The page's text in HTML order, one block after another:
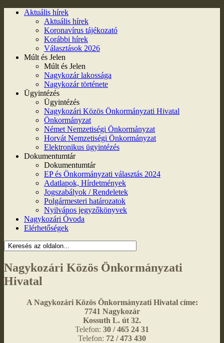
Aktuális hírek
Aktuális hírek
Koronavírus tájékozató
Korábbi hírek
Választások 2026
Múlt és Jelen
Múlt és Jelen
Nagykozár lakossága
Nagykozár története
Ügyintézés
Ügyintézés
Nagykozári Közös Önkormányzati Hivatal
Önkormányzat
Német Nemzetiségi Önkormányzat
Horvát Nemzetiségi Önkormányzat
Elektronikus ügyintézés
Dokumentumtár
Dokumentumtár
EP és Önkormányzati választás 2024
Adatlapok, Hírdetmények
Jogszabályok / Rendeletek
Polgármesteri határozatok
Nyilvános jegyzőkönyvek
Nagykozári Óvoda
Elérhetőségek
Nagykozári Közös Önkormányzati
Hivatal
A Nagykozári Közös Önkormányzati Hivatal címe:
7741 Nagykozár
Kossuth L. út 32.
Telefon: 30 / 465 24 31
Telefon: 72 / 473 430